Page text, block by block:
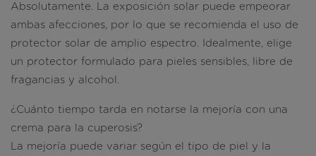
Absolutamente. La exposición solar puede empeorar
ambas afecciones, por lo que se recomienda el uso de
protector solar de amplio espectro. Idealmente, elige
un protector formulado para pieles sensibles, libre de
fragancias y alcohol.
¿Cuánto tiempo tarda en notarse la mejoría con una
crema para la cuperosis?
La mejoría puede variar según el tipo de piel y la